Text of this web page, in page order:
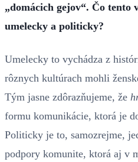
„domácich gejov“. Čo tento
umelecky a politicky?
Umelecky to vychádza z
rôznych kultúrach mohli
Tým jasne zdôrazňujeme, že
formu komunikácie, ktorá je
Politicky je to, samozrejme,
podpory komunite, ktorá aj v